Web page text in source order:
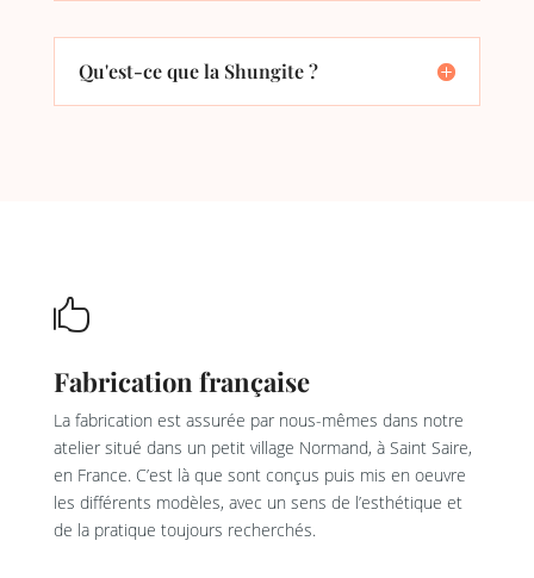
Qu'est-ce que la Shungite ?

Fabrication française
La fabrication est assurée par nous-mêmes dans notre
atelier situé dans un petit village Normand, à Saint Saire,
en France. C’est là que sont conçus puis mis en oeuvre
les différents modèles, avec un sens de l’esthétique et
de la pratique toujours recherchés.